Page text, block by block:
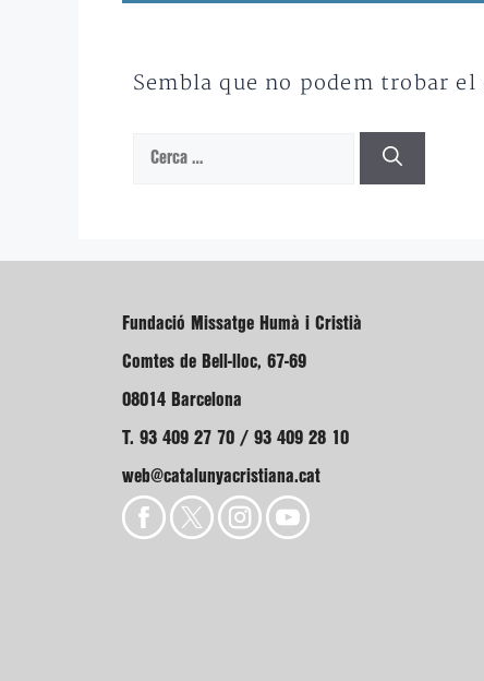
Sembla que no podem trobar
Cerca:
Fundació Missatge Humà i Cristià
Comtes de Bell-lloc, 67-69
08014 Barcelona
T. 93 409 27 70 / 93 409 28 10
web@catalunyacristiana.cat